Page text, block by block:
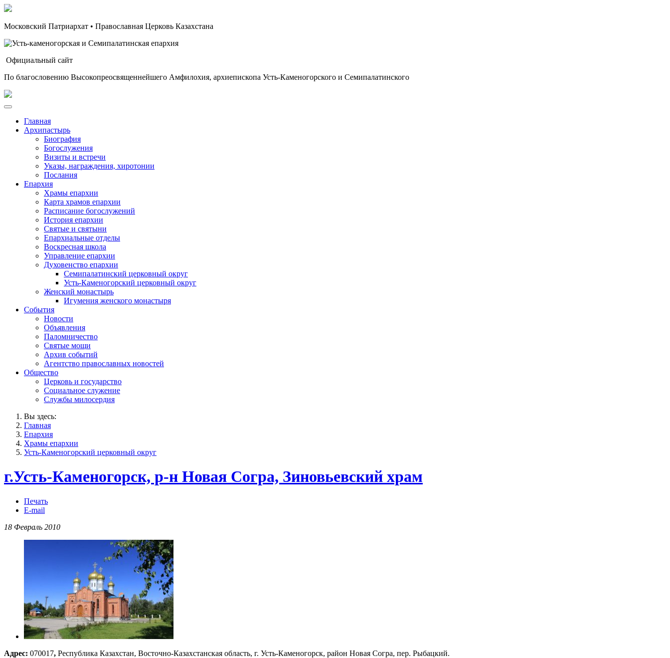
Московский Патриархат • Православная Церковь Казахстана
Официальный сайт
По благословению Высокопреосвященнейшего Амфилохия, архиепископа Усть-Каменогорского и Семипалатинского
Главная
Архипастырь
Биография
Богослужения
Визиты и встречи
Указы, награждения, хиротонии
Послания
Епархия
Храмы епархии
Карта храмов епархии
Расписание богослужений
История епархии
Святые и святыни
Епархиальные отделы
Воскресная школа
Управление епархии
Духовенство епархии
Семипалатинский церковный округ
Усть-Каменогорский церковный округ
Женский монастырь
Игумения женского монастыря
События
Новости
Объявления
Паломничество
Святые мощи
Архив событий
Агентство православных новостей
Общество
Церковь и государство
Социальное служение
Службы милосердия
Вы здесь:
Главная
Епархия
Храмы епархии
Усть-Каменогорский церковный округ
г.Усть-Каменогорск, р-н Новая Согра, Зиновьевский храм
Печать
E-mail
18 Февраль 2010
Адрес: 070017, Республика Казахстан, Восточно-Казахстанская область, г. Усть-Каменогорск, район Новая Согра, пер. Рыбацкий.